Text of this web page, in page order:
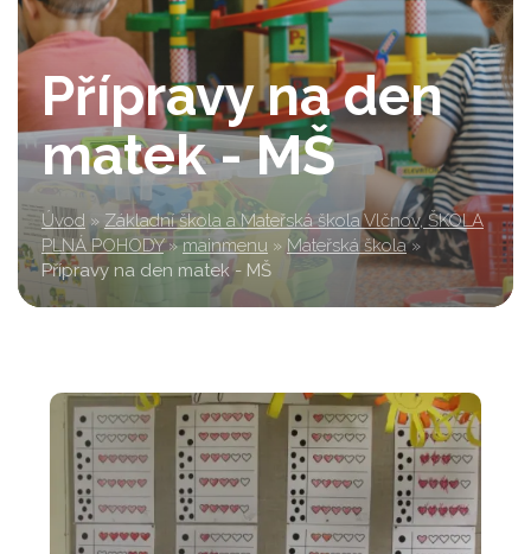
Přípravy na den
matek - MŠ
Úvod » Základní škola a Mateřská škola Vlčnov, ŠKOLA
PLNÁ POHODY » mainmenu » Mateřská škola »
Přípravy na den matek - MŠ